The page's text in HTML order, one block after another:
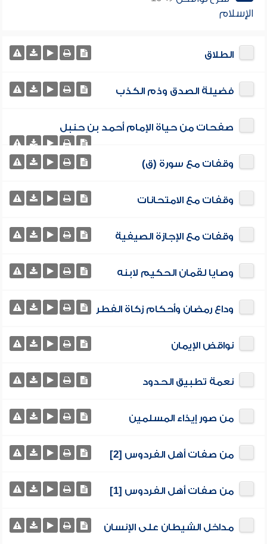
الإسلام
الطلاق
فضيلة الصدق وذم الكذب
صفحات من حياة الإمام أحمد بن حنبل
وقفات مع سورة (ق)
وقفات مع الامتحانات
وقفات مع الإجازة الصيفية
وصايا لقمان الحكيم لابنه
وداع رمضان وأحكام زكاة الفطر
نواقض الإيمان
نعمة تطبيق الحدود
من صور إيذاء المسلمين
من صفات أهل الفردوس [2]
من صفات أهل الفردوس [1]
مداخل الشيطان على الإنسان